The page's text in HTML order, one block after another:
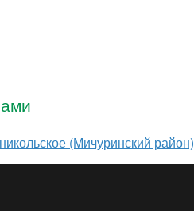
(Мичуринский район)